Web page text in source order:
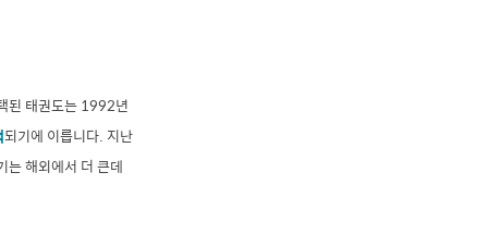
된 태권도는 1992년
되기에 이릅니다. 지난
해외에서 더 큰데